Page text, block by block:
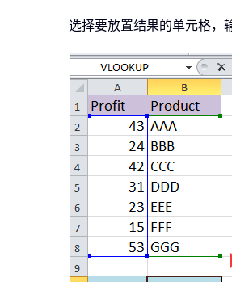
选择要放置结果的单元格，